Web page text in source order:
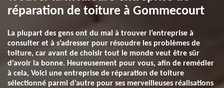
réparation de toiture à Gommecourt
La plupart des gens ont du mal à trouver l’entreprise à
consulter et à s’adresser pour résoudre les problèmes de
toiture, car avant de choisir tout le monde veut être sûr
d’avoir la bonne. Heureusement pour vous, afin de remédier
à cela, Voici une entreprise de réparation de toiture
sélectionné parmi d’autre pour ses merveilleuses réalisations